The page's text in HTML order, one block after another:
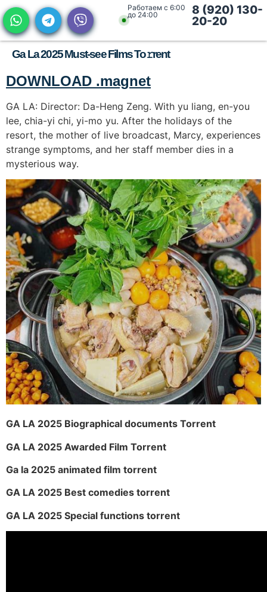
Работаем с 6:00
до 24:00
8 (920) 130-
20-20
Ga La 2025 Must-see Films To𝚛rent
DOWNLOAD .magnet
GA LA: Director: Da-Heng Zeng. With yu liang, en-you
lee, chia-yi chi, yi-mo yu. After the holidays of the
resort, the mother of live broadcast, Marcy, experiences
strange symptoms, and her staff member dies in a
mysterious way.
GA LA 2025 Biographical documents Torrent
GA LA 2025 Awarded Film Torrent
Ga la 2025 animated film torrent
GA LA 2025 Best comedies torrent
GA LA 2025 Special functions torrent